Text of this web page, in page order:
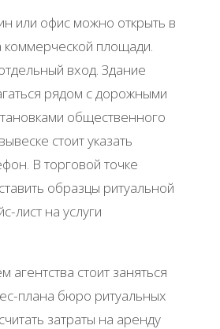
или офис можно открыть в
площади.
вход. Здание
рядом с дорожными
общественного
стоит указать
В торговой точке
образцы ритуальной
лист на услуги
агентства стоит заняться
плана бюро ритуальных
затраты на аренду